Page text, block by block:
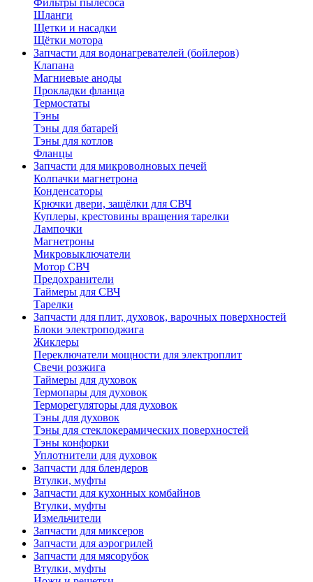
Фильтры пылесоса
Шланги
Щетки и насадки
Щётки мотора
Запчасти для водонагревателей (бойлеров)
Клапана
Магниевые аноды
Прокладки фланца
Термостаты
Тэны
Тэны для батарей
Тэны для котлов
Фланцы
Запчасти для микроволновых печей
Колпачки магнетрона
Конденсаторы
Крючки двери, защёлки для СВЧ
Куплеры, крестовины вращения тарелки
Лампочки
Магнетроны
Микровыключатели
Мотор СВЧ
Предохранители
Таймеры для СВЧ
Тарелки
Запчасти для плит, духовок, варочных поверхностей
Блоки электроподжига
Жиклеры
Переключатели мощности для электроплит
Свечи розжига
Таймеры для духовок
Термопары для духовок
Терморегуляторы для духовок
Тэны для духовок
Тэны для стеклокерамических поверхностей
Тэны конфорки
Уплотнители для духовок
Запчасти для блендеров
Втулки, муфты
Запчасти для кухонных комбайнов
Втулки, муфты
Измельчители
Запчасти для миксеров
Запчасти для аэрогрилей
Запчасти для мясорубок
Втулки, муфты